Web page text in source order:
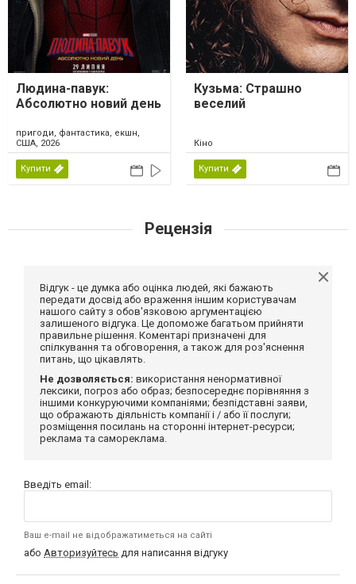
Людина-павук:
Абсолютно новий день
пригоди, фантастика, екшн,
США, 2026
Купити
Кузьма: Страшно
веселий
Кіно
Купити
Рецензія
Відгук - це думка або оцінка людей, які бажають
передати досвід або враження іншим користувачам
нашого сайту з обов'язковою аргументацією
залишеного відгука. Це допоможе багатьом прийняти
правильне рішення. Коментарі призначені для
спілкування та обговорення, а також для роз'яснення
питань, що цікавлять.
Не дозволяється: використання ненормативної
лексики, погроз або образ; безпосереднє порівняння з
іншими конкуруючими компаніями; безпідставні заяви,
що ображають діяльність компанії і / або її послуги;
розміщення посилань на сторонні інтернет-ресурси;
реклама та самореклама.
Введіть email:
Ваш e-mail не відображатиметься на сайті
або Авторизуйтесь для написання відгуку